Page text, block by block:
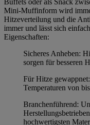
Buffets oder als Snack
Mini-Muffinform wird
Hitzeverteilung und die
immer und lässt sich
Eigenschaften:
Sicheres Anheben:
sorgen für besseren
Für Hitze
Temperaturen von
Branchenführend:
hochwertigsten